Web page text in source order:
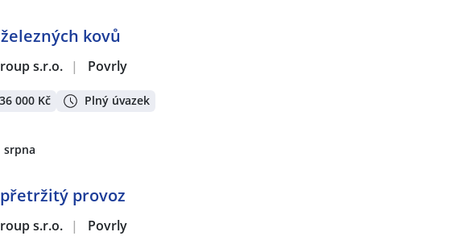
kovů
s.r.o. | Povrly
000 Kč Plný úvazek
srpna
provoz
s.r.o. | Povrly